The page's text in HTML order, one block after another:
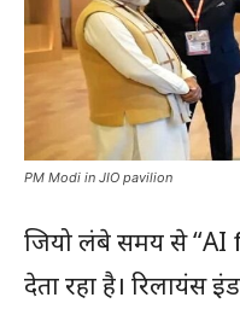
PM Modi in JIO pavilion
जियो लंबे समय से “AI
देता रहा है। रिलायंस